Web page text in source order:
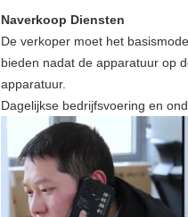
Naverkoop Diensten
De verkoper moet het
bieden nadat de apparatuur op
apparatuur.
Dagelijkse bedrijfsvoering en